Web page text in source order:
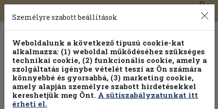
Toggle
navigation
0
Válogasson több mint 30 000 kötet közül
Hobbi témakörökben20% kedvezménnyel!
Személyre szabott beállítások
Weboldalunk a következő típusú cookie-kat
alkalmazza: (1) weboldal működéséhez szükséges
technikai cookie, (2) funkcionális cookie, amely a
szolgáltatás igénybe vételét teszi az Ön számára
könnyebbé és gyorsabbá, (3) marketing cookie,
amely alapján személyre szabott hirdetésekkel
kereshetjük meg Önt. A sütiszabályzatunkat itt
érheti el.